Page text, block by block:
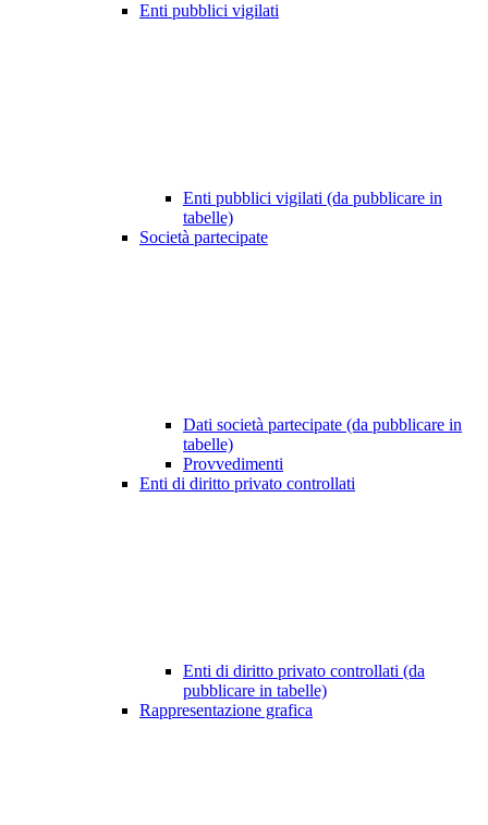
Enti pubblici vigilati
Enti pubblici vigilati (da pubblicare in
tabelle)
Società partecipate
Dati società partecipate (da pubblicare in
tabelle)
Provvedimenti
Enti di diritto privato controllati
Enti di diritto privato controllati (da
pubblicare in tabelle)
Rappresentazione grafica